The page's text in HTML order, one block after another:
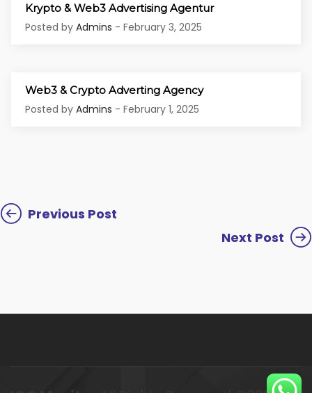
Krypto & Web3 Advertising Agentur
Posted by Admins - February 3, 2025
Web3 & Crypto Adverting Agency
Posted by Admins - February 1, 2025
Previous Post
Next Post